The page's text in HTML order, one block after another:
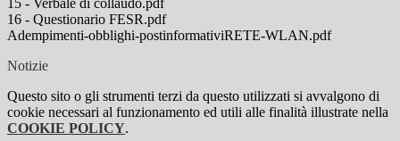
15 - Verbale di collaudo.pdf
16 - Questionario FESR.pdf
Adempimenti-obblighi-postinformativiRETE-WLAN.pdf
Notizie
Questo sito o gli strumenti terzi da questo utilizzati si avvalgono di
cookie necessari al funzionamento ed utili alle finalità illustrate nella
COOKIE POLICY.